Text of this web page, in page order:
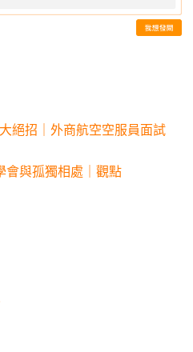
絕招｜外商航空空服員面試
會與孤獨相處｜觀點